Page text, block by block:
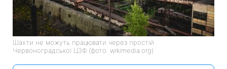
Шахти не можуть працювати через простій
Червоноградської ЦЗФ (фото: wikimedia.org)